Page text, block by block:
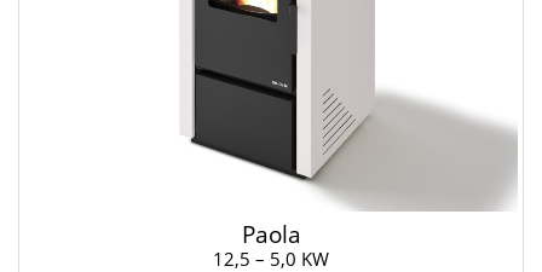
Paola
12,5 – 5,0 KW